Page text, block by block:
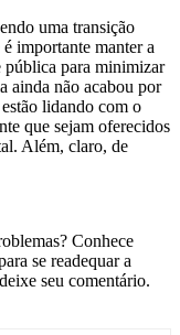
uma transição
importante manter a
pública para minimizar
ainda não acabou por
lidando com o
que sejam oferecidos
Além, claro, de
Conhece
se readequar a
seu comentário.